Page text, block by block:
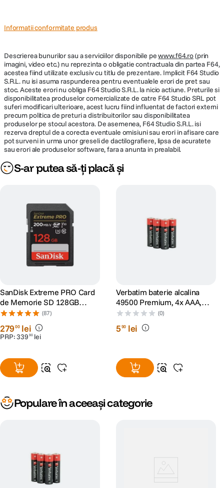
Informatii conformitate produs
Descrierea bunurilor sau a serviciilor disponibile pewww.f64.ro(prin
imagini, video etc.) nu reprezinta o obligatie contractuala din partea F64,
acestea fiind utilizate exclusiv cu titlu de prezentare. Implicit F64 Studio
S.R.L. nu isi asuma raspunderea pentru eventualele erori de pret sau
stoc. Aceste erori nu obliga F64 Studio S.R.L. la nicio actiune. Preturile si
disponibilitatea produselor comercializate de catre F64 Studio SRL pot
suferi modificari ulterioare, acest lucru fiind influentat de factori externi
precum politica de preturi a distribuitorilor sau disponibilitatea
produselor pe stocul acestora. De asemenea, F64 Studio S.R.L. isi
rezerva dreptul de a corecta eventuale omisiuni sau erori in afisare care
pot surveni in urma unor greseli de dactilografiere, lipsa de acuratete
sau erori ale produselor software, fara a anunta in prealabil.
S-ar putea să-ți placă și
SanDisk Extreme PRO Card
de Memorie SD 128GB
SDXC UHS-I Class 10 U3 V30
+ 2 Ani RescuePRO Deluxe
(87)
27900 lei
PRP:339 90 lei
Verbatim baterie alcalina
49500 Premium, 4x AAA,
Blister
(0)
590 lei
Populare în aceeași categorie